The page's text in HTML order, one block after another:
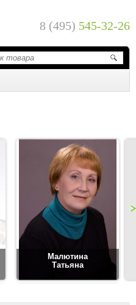
8 (495) 545-32-26
Малютина
Татьяна